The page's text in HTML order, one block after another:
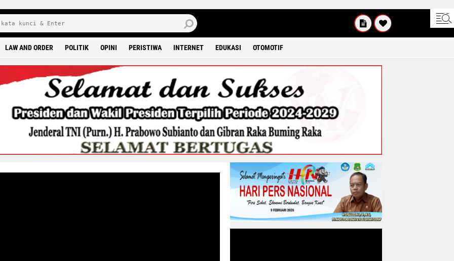
LAW AND ORDER POLITIK OPINI PERISTIWA INTERNET EDUKASI OTOMOTIF